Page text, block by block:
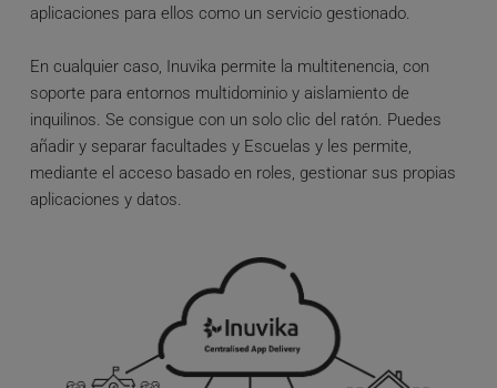
aplicaciones para ellos como un servicio gestionado.
En cualquier caso, Inuvika permite la multitenencia, con
soporte para entornos multidominio y aislamiento de
inquilinos. Se consigue con un solo clic del ratón. Puedes
añadir y separar facultades y Escuelas y les permite,
mediante el acceso basado en roles, gestionar sus propias
aplicaciones y datos.